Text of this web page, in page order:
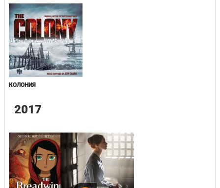
КОЛОНИЯ
2017